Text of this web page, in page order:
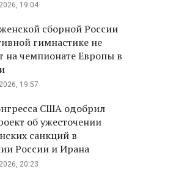
19:04
сборной России
гимнастике не
на чемпионате Европы в
19:57
США одобрил
об ужесточении
санкций в
России и Ирана
20:23